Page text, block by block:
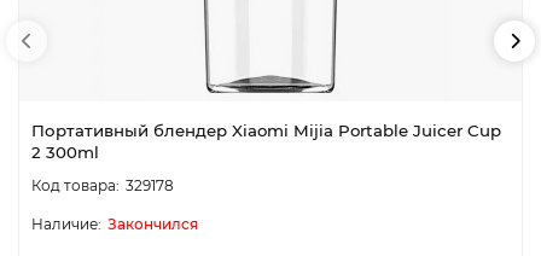
Портативный блендер Xiaomi Mijia Portable Juicer Cup
2 300ml
329178
Закончился